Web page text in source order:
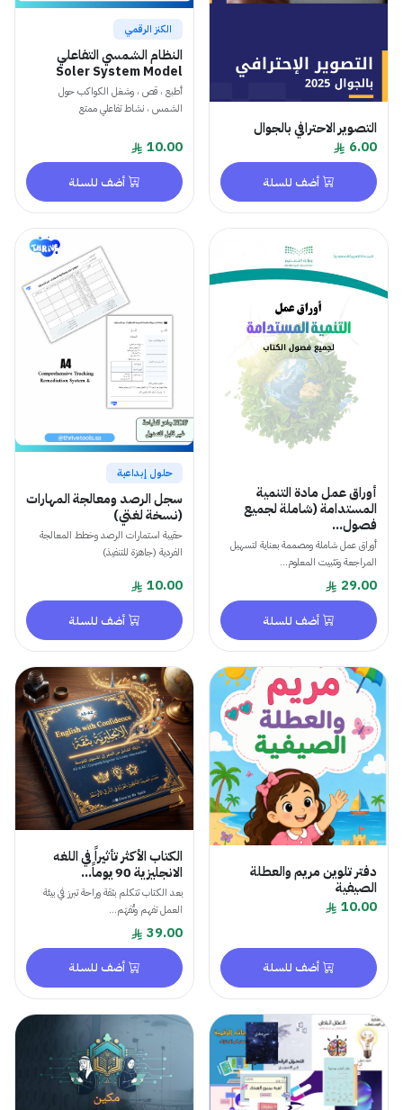
التصوير الاحترافي بالجوال
6.00
أضف للسلة
الكنز الرقمي
النظام الشمسي التفاعلي
Soler System Model
أطبع ، قص ، وشغل الكواكب حول
الشمس ، نشاط تفاعلي ممتع
10.00
أضف للسلة
أوراق عمل مادة التنمية
المستدامة (شاملة لجميع
فصول...
أوراق عمل شاملة ومصممة بعناية لتسهيل
المراجعة وتثبيت المعلوم...
29.00
أضف للسلة
حلول إبداعية
سجل الرصد ومعالجة المهارات
(نسخة لغتي)
حقيبة استمارات الرصد وخطط المعالجة
الفردية (جاهزة للتنفيذ)
10.00
أضف للسلة
دفتر تلوين مريم والعطلة
الصيفية
10.00
أضف للسلة
الكتاب الأكثر تأثيراً في اللغه
الانجليزية 90 يوماً...
بعد الكتاب تتكلم بثقة وراحة تبرز في بيئة
العمل تفهم وتُفهَم...
39.00
أضف للسلة